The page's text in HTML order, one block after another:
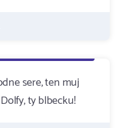
sere, ten muj
ty blbecku!